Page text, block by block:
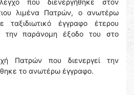
που διενεργήθηκε στον
λιμένα Πατρών, ο ανωτέρω
ταξιδιωτικό έγγραφο έτερου
παράνομη έξοδο του στο
Πατρών που διενεργεί την
το ανωτέρω έγγραφο.